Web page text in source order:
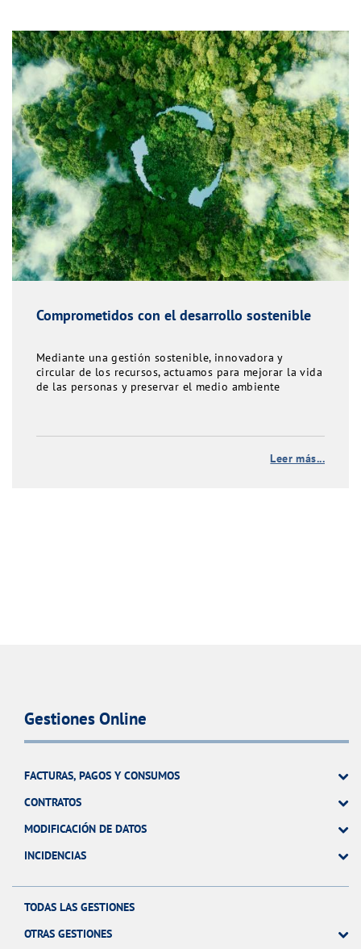
Comprometidos con el desarrollo sostenible
Mediante una gestión sostenible, innovadora y
circular de los recursos, actuamos para mejorar la vida
de las personas y preservar el medio ambiente
Leer más...
Gestiones Online
FACTURAS, PAGOS Y CONSUMOS
CONTRATOS
MODIFICACIÓN DE DATOS
INCIDENCIAS
TODAS LAS GESTIONES
OTRAS GESTIONES